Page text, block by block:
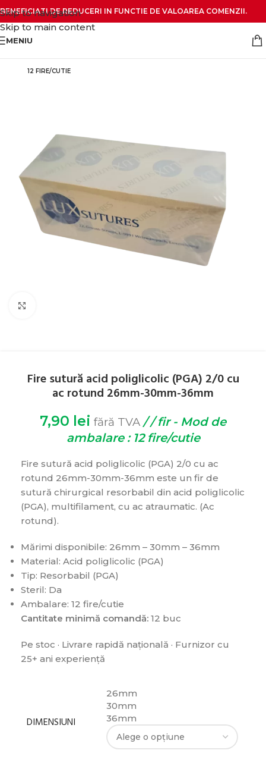
Skip to navigation
Skip to main content
BENEFICIATI DE REDUCERI IN FUNCTIE DE VALOAREA COMENZII.
MENIU
12 FIRE/CUTIE
Fire sutură acid poliglicolic (PGA) 2/0 cu
ac rotund 26mm-30mm-36mm
7,90 lei fără TVA / / fir - Mod de
ambalare : 12 fire/cutie
Fire sutură acid poliglicolic (PGA) 2/0 cu ac
rotund 26mm-30mm-36mm este un fir de
sutură chirurgical resorbabil din acid poliglicolic
(PGA), multifilament, cu ac atraumatic. (Ac
rotund).
Mărimi disponibile: 26mm – 30mm – 36mm
Material: Acid poliglicolic (PGA)
Tip: Resorbabil (PGA)
Steril: Da
Ambalare: 12 fire/cutie
Cantitate minimă comandă: 12 buc
Pe stoc · Livrare rapidă națională · Furnizor cu
25+ ani experiență
DIMENSIUNI
26mm
30mm
36mm